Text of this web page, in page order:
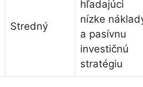
Stredný
hľadajúci
nízke
a pasívnu
investičnú
stratégiu